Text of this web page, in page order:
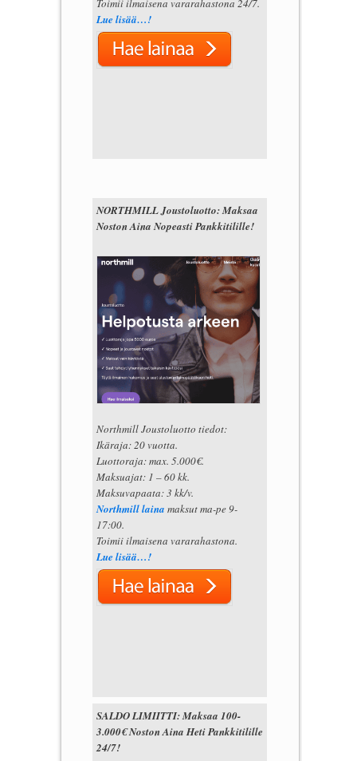
Toimii ilmaisena vararahastona 24/7.
Lue lisää…!
NORTHMILL Joustoluotto: Maksaa
Noston Aina Nopeasti Pankkitilille!
Northmill Joustoluotto tiedot:
Ikäraja: 20 vuotta.
Luottoraja: max. 5.000€.
Maksuajat: 1 – 60 kk.
Maksuvapaata: 3 kk/v.
Northmill laina maksut ma-pe 9-
17:00.
Toimii ilmaisena vararahastona.
Lue lisää…!
SALDO LIMIITTI: Maksaa 100-
3.000€ Noston Aina Heti Pankkitilille
24/7!